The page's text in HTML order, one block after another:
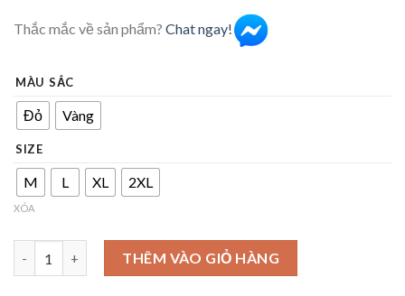
Thắc mắc về sản phẩm? Chat ngay!
MÀU SẮC
Đỏ Vàng
SIZE
M L XL 2XL
XÓA
Áo sơ mi chó pitbull cute số lượng
THÊM VÀO GIỎ HÀNG